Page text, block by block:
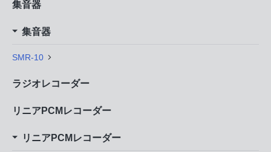
集音器
集音器
SMR-10
ラジオレコーダー
リニアPCMレコーダー
リニアPCMレコーダー